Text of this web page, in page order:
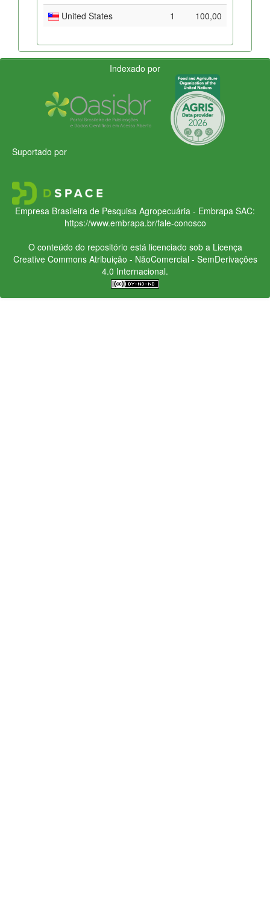
United States
1 100,00
Indexado por
Suportado por
Empresa Brasileira de Pesquisa Agropecuária - Embrapa SAC:
https://www.embrapa.br/fale-conosco
O conteúdo do repositório está licenciado sob a Licença
Creative CommonsAtribuição - NãoComercial - SemDerivações
4.0 Internacional.